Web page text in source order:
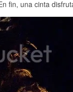
fin, una cinta